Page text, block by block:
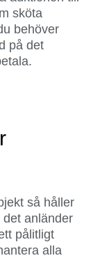
sköta
behöver
på det
så håller
anländer
pålitligt
alla